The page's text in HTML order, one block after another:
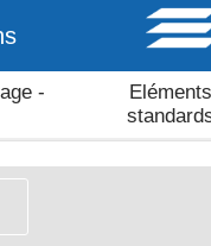
-
Eléments